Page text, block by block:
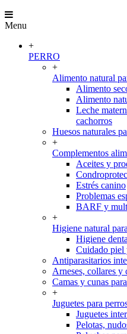
Menu
+
PERRO
+
Alimento natural
Alimento
Alimento
Leche
cachorros
Huesos naturales
+
Complementos
Aceites y
Estrés canino
Problemas
BARF y
+
Higiene natural
Higiene
Cuidado piel
Antiparasitarios
Arneses, collares y
Camas y cunas
+
Juguetes para
Juguetes
Pelotas,